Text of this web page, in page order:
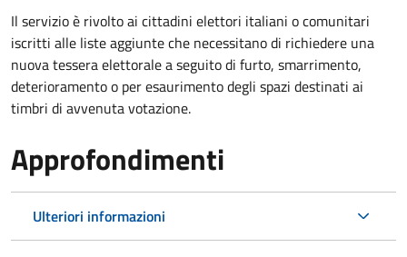
Il servizio è rivolto ai cittadini elettori italiani o comunitari
iscritti alle liste aggiunte che necessitano di richiedere una
nuova tessera elettorale a seguito di furto, smarrimento,
deterioramento o per esaurimento degli spazi destinati ai
timbri di avvenuta votazione.
Approfondimenti
Ulteriori informazioni